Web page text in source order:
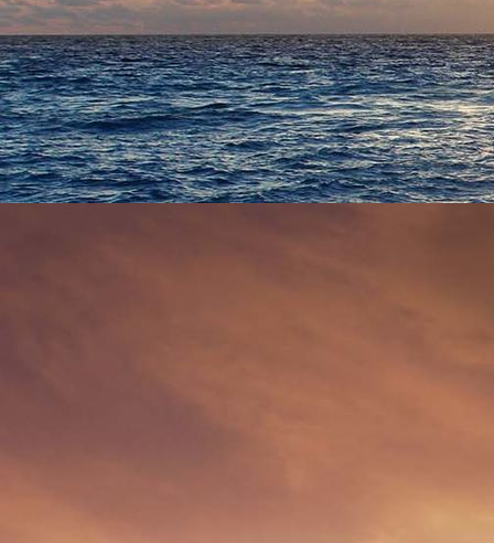
0924 - (xxxx) Böhnke bis März 1963 Kremper Straße